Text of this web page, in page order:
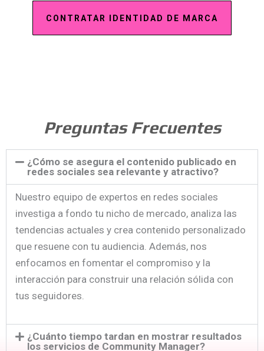
CONTRATAR IDENTIDAD DE MARCA
Preguntas Frecuentes​
¿Cómo se asegura el contenido publicado en
redes sociales sea relevante y atractivo?
Nuestro equipo de expertos en redes sociales
investiga a fondo tu nicho de mercado, analiza las
tendencias actuales y crea contenido personalizado
que resuene con tu audiencia. Además, nos
enfocamos en fomentar el compromiso y la
interacción para construir una relación sólida con
tus seguidores.
¿Cuánto tiempo tardan en mostrar resultados
los servicios de Community Manager?